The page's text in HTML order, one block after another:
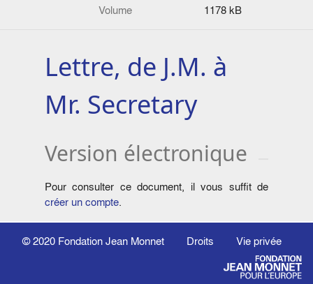
Volume
1178 kB
Lettre, de J.M. à
Mr. Secretary
Version électronique
Pour consulter ce document, il vous suffit de
créer un compte.
© 2020 Fondation Jean Monnet Droits Vie privée